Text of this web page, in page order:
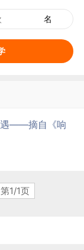
名
遇——摘自《响
第1/1页